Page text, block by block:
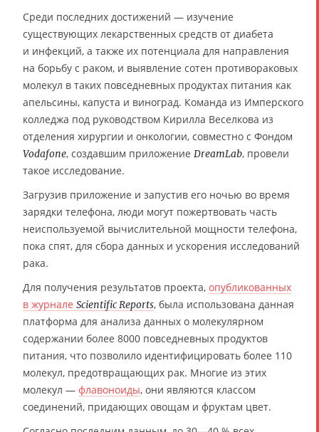
Среди последних достижений — изучение
существующих лекарственных средств от диабета
и инфекций, а также их потенциала для направления
на борьбу с раком, и выявление сотен противораковых
молекул в таких повседневных продуктах питания как
апельсины, капуста и виноград. Команда из Имперского
колледжа под руководством Кирилла Веселкова из
отделения хирургии и онкологии, совместно с Фондом
Vodafone, создавшим приложение DreamLab, провели
такое исследование.
Загрузив приложение и запустив его ночью во время
зарядки телефона, люди могут пожертвовать часть
неиспользуемой вычислительной мощности телефона,
пока спят, для сбора данных и ускорения исследований
рака.
Для получения результатов проекта, опубликованных
в журнале Scientific Reports, была использована данная
платформа для анализа данных о молекулярном
содержании более 8000 повседневных продуктов
питания, что позволило идентифицировать более 110
молекул, предотвращающих рак. Многие из этих
молекул — флавоноиды, они являются классом
соединений, придающих овощам и фруктам цвет.